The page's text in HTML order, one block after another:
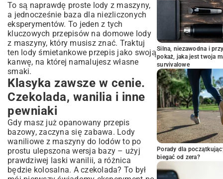
To są naprawdę proste lody z maszyny,
a jednocześnie baza dla niezliczonych
eksperymentów. To jeden z tych
kluczowych przepisów na domowe lody
z maszyny, który musisz znać. Traktuj
ten lody śmietankowe przepis jako swoją
kanwę, na której namalujesz własne
smaki.
Klasyka zawsze w cenie.
Czekolada, wanilia i inne
pewniaki
Gdy masz już opanowany przepis
bazowy, zaczyna się zabawa. Lody
waniliowe z maszyny do lodów to po
prostu ulepszona wersja bazy – użyj
prawdziwej laski wanilii, a różnica
będzie kolosalna. A czekolada? To był
Silna, niezawodna i
pokaż, jaka jest twoja
survivalowe
Porady dla
biegać od zera?